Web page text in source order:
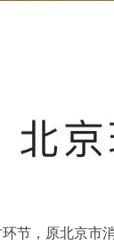
节，原北京市